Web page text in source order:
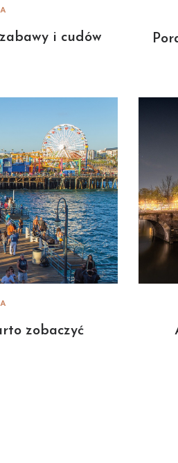
i cudów
zobaczyć